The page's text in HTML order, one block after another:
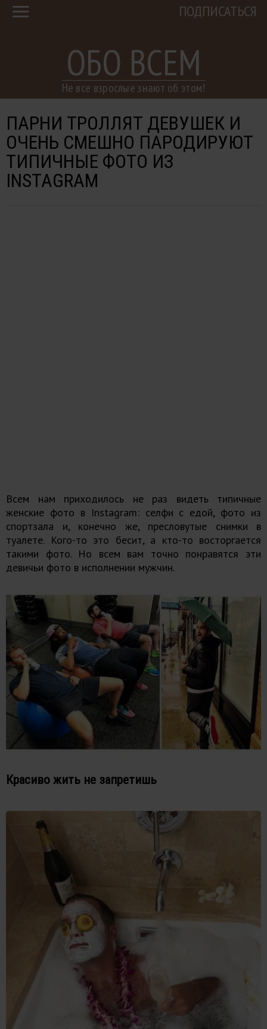
ОБО ВСЕМ
Не все взрослые знают об этом!
ПОДПИСАТЬСЯ
ПАРНИ ТРОЛЛЯТ ДЕВУШЕК И
ОЧЕНЬ СМЕШНО ПАРОДИРУЮТ
ТИПИЧНЫЕ ФОТО ИЗ
INSTAGRAM
Всем нам приходилось не раз видеть типичные
женские фото в Instagram: селфи с едой, фото из
спортзала и, конечно же, пресловутые снимки в
туалете. Кого-то это бесит, а кто-то восторгается
такими фото. Но всем вам точно понравятся эти
девичьи фото в исполнении мужчин.
Красиво жить не запретишь